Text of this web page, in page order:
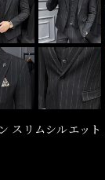
スリムシルエッ